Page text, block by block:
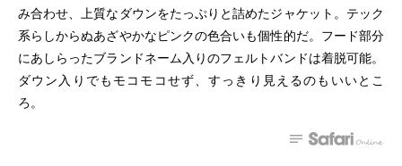
み合わせ、上質なダウンをたっぷりと詰めたジャケット。テック
系らしからぬあざやかなピンクの色合いも個性的だ。フード部分
にあしらったブランドネーム入りのフェルトバンドは着脱可能。
ダウン入りでもモコモコせず、すっきり見えるのもいいとこ
ろ。